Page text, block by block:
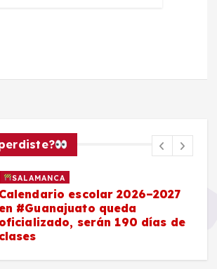
SALAMANCA
Calendario escolar 2026–2027
en #Guanajuato queda
oficializado, serán 190 días de
clases